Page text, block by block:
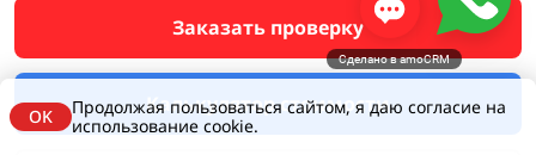
Заказать проверку
Калькулятор стоимости
OK
Продолжая пользоваться сайтом, я даю согласие на
использование cookie.
Сделано в amoCRM